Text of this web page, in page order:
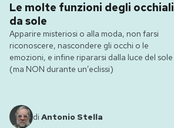
Le molte funzioni degli occhiali
da sole
Apparire misteriosi o alla moda, non farsi
riconoscere, nascondere gli occhi o le
emozioni, e infine ripararsi dalla luce del sole
(ma NON durante un’eclissi)
di Antonio Stella